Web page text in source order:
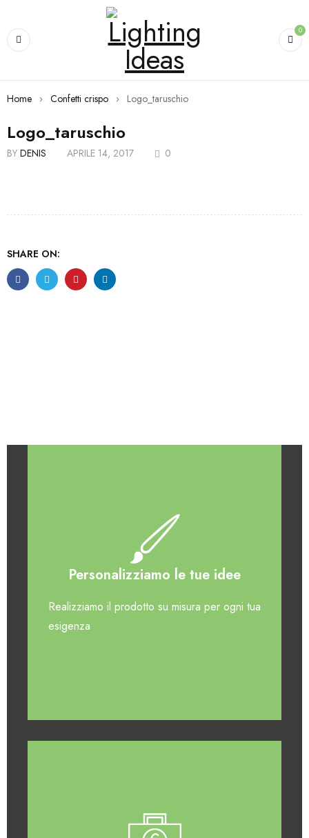
0
Home › Confetti crispo › Logo_taruschio
Logo_taruschio
BY DENIS APRILE 14, 2017 0
SHARE ON:
Personalizziamo le tue idee
Realizziamo il prodotto su misura per ogni tua
esigenza